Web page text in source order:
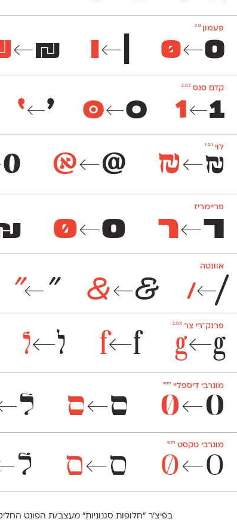
פעמון3.0
←₪ |← 0←0
קדם סנס2.0.2
0←0 1←1 ׳←׳
לוי 1.0.1
0 @←@ ₪←₪
פריימריז
ר←ר 0←0
אוונטה
"← " &←& |←|
פרנק־רי צר2.0.8
f←f g←g ל←ל
מוגרבי דיספלייחדש
0←0 ס←ס ל
מוגרבי טקסטחדש
0←0 ס←ס ל
בפֿיצ׳ר ״חלופות סגנוניות״ מעצב/ת הפונט